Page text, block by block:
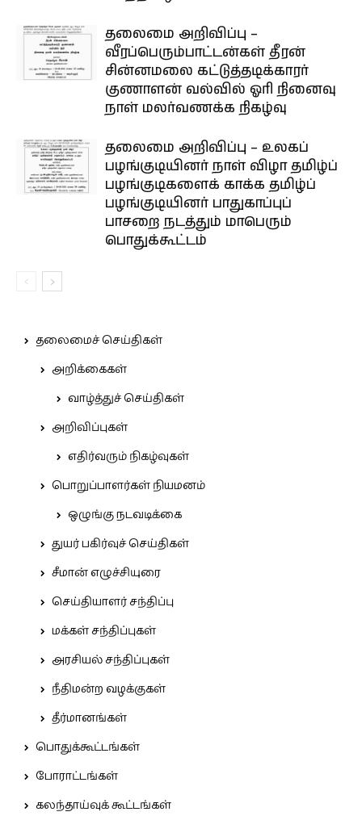
தலைமை அறிவிப்பு –
வீரப்பெரும்பாட்டன்கள் தீரன்
சின்னமலை கட்டுத்தடிக்காரர்
குணாளன் வல்வில் ஓரி நினைவு
நாள் மலர்வணக்க நிகழ்வு
தலைமை அறிவிப்பு – உலகப்
பழங்குடியினர் நாள் விழா தமிழ்ப்
பழங்குடிகளைக் காக்க தமிழ்ப்
பழங்குடியினர் பாதுகாப்புப்
பாசறை நடத்தும் மாபெரும்
பொதுக்கூட்டம்
தலைமைச் செய்திகள்
அறிக்கைகள்
வாழ்த்துச் செய்திகள்
அறிவிப்புகள்
எதிர்வரும் நிகழ்வுகள்
பொறுப்பாளர்கள் நியமனம்
ஒழுங்கு நடவடிக்கை
துயர் பகிர்வுச் செய்திகள்
சீமான் எழுச்சியுரை
செய்தியாளர் சந்திப்பு
மக்கள் சந்திப்புகள்
அரசியல் சந்திப்புகள்
நீதிமன்ற வழக்குகள்
தீர்மானங்கள்
பொதுக்கூட்டங்கள்
போராட்டங்கள்
கலந்தாய்வுக் கூட்டங்கள்